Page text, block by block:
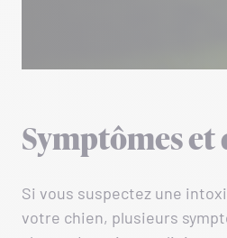
Symptômes et
Si vous suspectez une
votre chien, plusieurs